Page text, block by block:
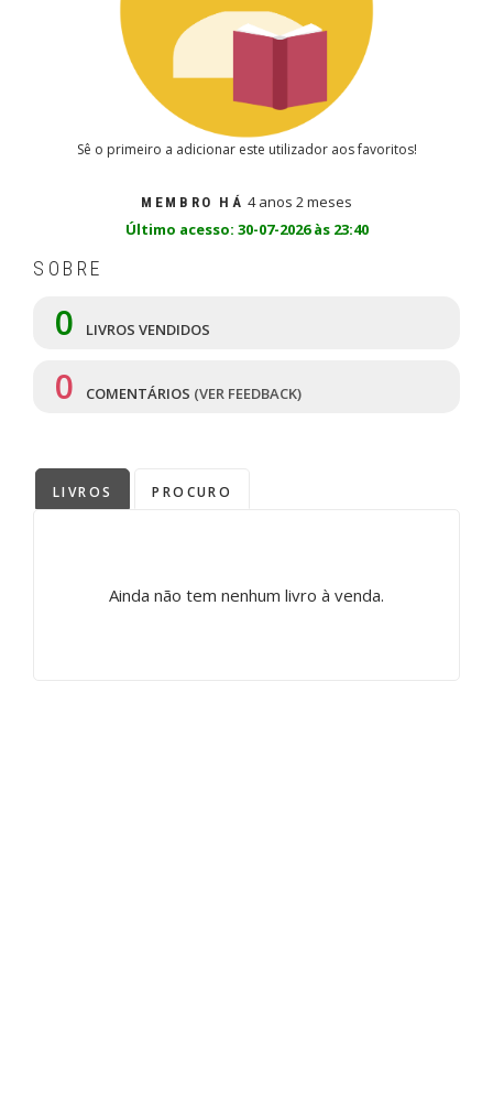
Sê o primeiro a adicionar este utilizador aos favoritos!
MEMBRO HÁ 4 anos 2 meses
Último acesso: 30-07-2026 às 23:40
SOBRE
0 LIVROS VENDIDOS
0 COMENTÁRIOS (VER FEEDBACK)
LIVROS PROCURO
Ainda não tem nenhum livro à venda.